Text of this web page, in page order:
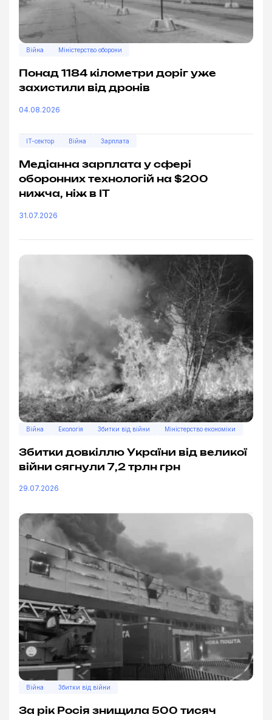
Війна Міністерство оборони
Понад 1184 кілометри доріг уже
захистили від дронів
04.08.2026
IT-сектор Війна Зарплата
Медіанна зарплата у сфері
оборонних технологій на $200
нижча, ніж в ІТ
31.07.2026
Війна Екологія Збитки від війни Міністерство економіки
Збитки довкіллю України від великої
війни сягнули 7,2 трлн грн
29.07.2026
Війна Збитки від війни
За рік Росія знищила 500 тисяч